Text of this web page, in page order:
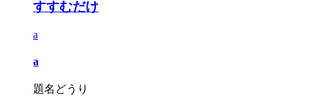
すすむだけ
a
a
題名どうり